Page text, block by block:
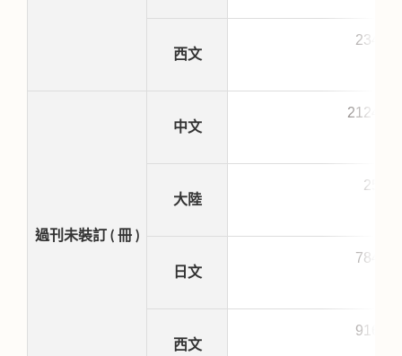
西文
2342
過刊未裝訂 ( 冊 )
中文
21241
大陸
255
日文
7849
西文
9169